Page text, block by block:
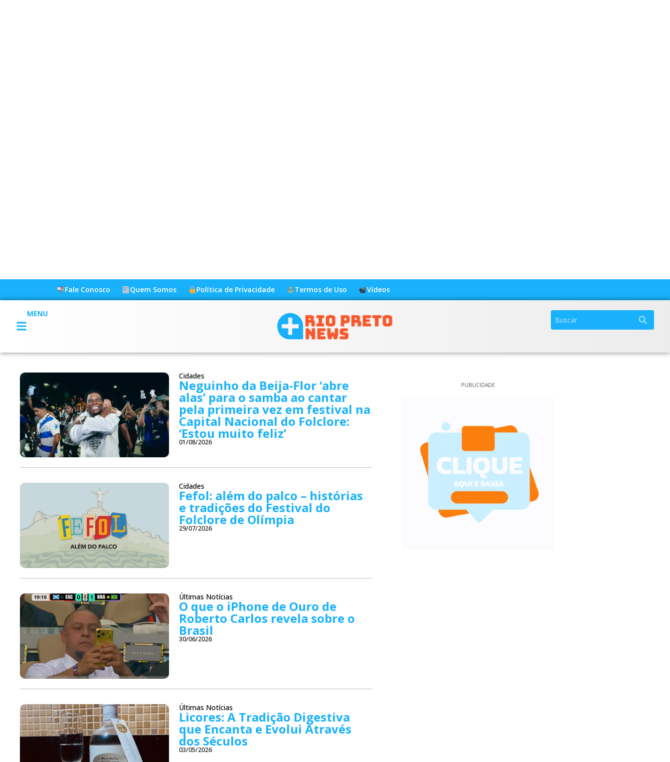
Fale Conosco Quem Somos Política de Privacidade Termos de Uso Vídeos
MENU
Cidades
Neguinho da Beija-Flor ‘abre
alas’ para o samba ao cantar
pela primeira vez em festival na
Capital Nacional do Folclore:
‘Estou muito feliz’
01/08/2026
Cidades
Fefol: além do palco – histórias
e tradições do Festival do
Folclore de Olímpia
29/07/2026
Últimas Notícias
O que o iPhone de Ouro de
Roberto Carlos revela sobre o
Brasil
30/06/2026
Últimas Notícias
Licores: A Tradição Digestiva
que Encanta e Evolui Através
dos Séculos
03/05/2026
PUBLICIDADE